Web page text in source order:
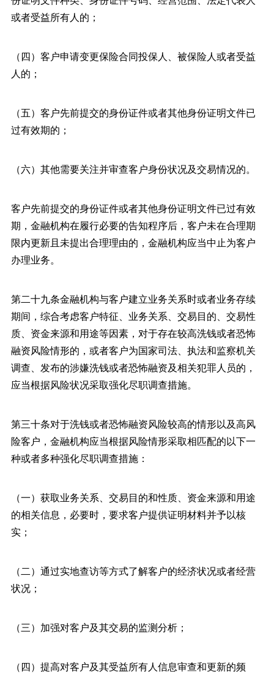
或者受益所有人的；
（四）客户申请变更保险合同投保人、被保险人或者受益
人的；
（五）客户先前提交的身份证件或者其他身份证明文件已
过有效期的；
（六）其他需要关注并审查客户身份状况及交易情况的。
客户先前提交的身份证件或者其他身份证明文件已过有效
期，金融机构在履行必要的告知程序后，客户未在合理期
限内更新且未提出合理理由的，金融机构应当中止为客户
办理业务。
第二十九条金融机构与客户建立业务关系时或者业务存续
期间，综合考虑客户特征、业务关系、交易目的、交易性
质、资金来源和用途等因素，对于存在较高洗钱或者恐怖
融资风险情形的，或者客户为国家司法、执法和监察机关
调查、发布的涉嫌洗钱或者恐怖融资及相关犯罪人员的，
应当根据风险状况采取强化尽职调查措施。
第三十条对于洗钱或者恐怖融资风险较高的情形以及高风
险客户，金融机构应当根据风险情形采取相匹配的以下一
种或者多种强化尽职调查措施：
（一）获取业务关系、交易目的和性质、资金来源和用途
的相关信息，必要时，要求客户提供证明材料并予以核
实；
（二）通过实地查访等方式了解客户的经济状况或者经营
状况；
（三）加强对客户及其交易的监测分析；
（四）提高对客户及其受益所有人信息审查和更新的频